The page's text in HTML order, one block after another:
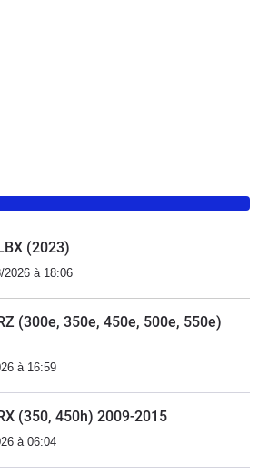
(2023)
2026 à 18:06
(300e, 350e, 450e, 500e, 550e)
à 16:59
(350, 450h) 2009-2015
à 06:04